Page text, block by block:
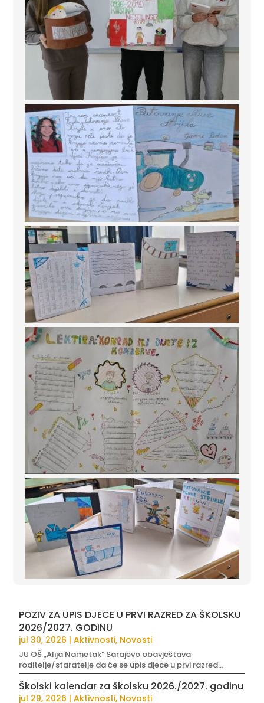
POZIV ZA UPIS DJECE U PRVI RAZRED ZA ŠKOLSKU
2026/2027. GODINU
jul 30, 2026 |Aktivnosti, Novosti
JU OŠ „Alija Nametak“ Sarajevo obavještava
roditelje/staratelje da će se upis djece u prvi razred...
Školski kalendar za školsku 2026./2027. godinu
jul 29, 2026 |Aktivnosti, Novosti